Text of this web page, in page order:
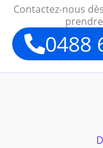
Contactez-nous
0488